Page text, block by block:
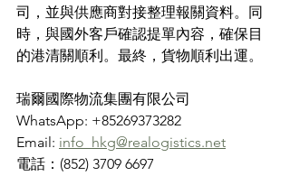
司，並與供應商對接整理報關資料。同
時，與國外客戶確認提單內容，確保目
的港清關順利。最終，貨物順利出運。
瑞爾國際物流集團有限公司
WhatsApp: +85269373282
Email: info_hkg@realogistics.net
電話：(852) 3709 6697